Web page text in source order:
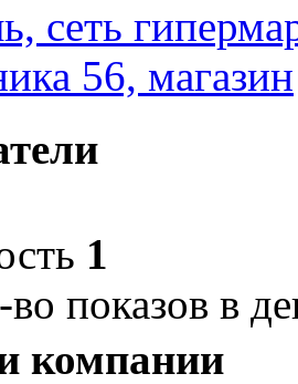
сеть
56, магазин
1
показов в
компании